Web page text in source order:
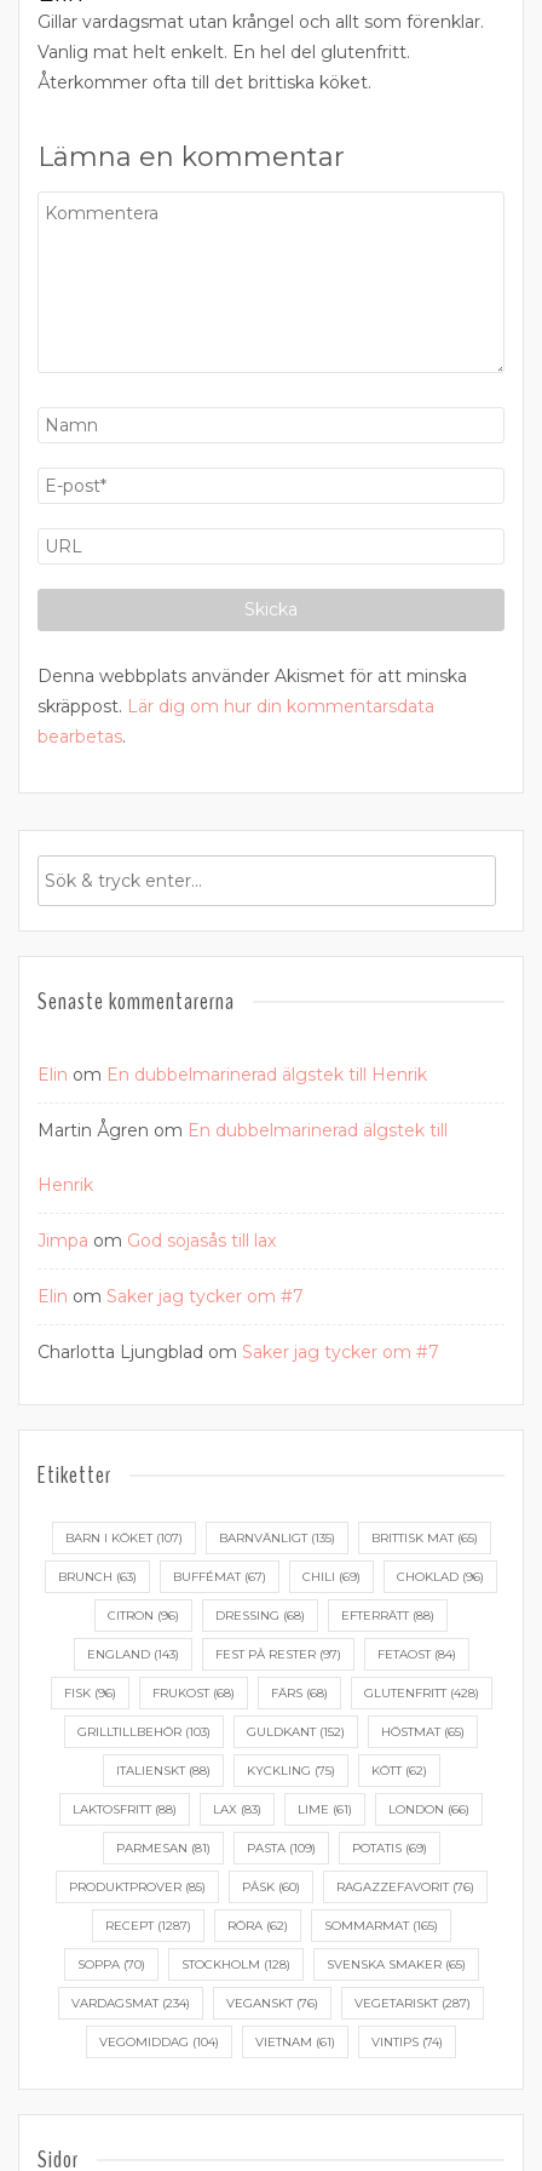
Gillar vardagsmat utan krångel och allt som förenklar.
Vanlig mat helt enkelt. En hel del glutenfritt.
Återkommer ofta till det brittiska köket.
Lämna en kommentar
Denna webbplats använder Akismet för att minska
skräppost. Lär dig om hur din kommentarsdata
bearbetas.
Senaste kommentarerna
Elin om En dubbelmarinerad älgstek till Henrik
Martin Ågren om En dubbelmarinerad älgstek till
Henrik
Jimpa om God sojasås till lax
Elin om Saker jag tycker om #7
Charlotta Ljungblad om Saker jag tycker om #7
Etiketter
BARN I KÖKET(107) BARNVÄNLIGT(135) BRITTISK MAT(65)
BRUNCH (63) BUFFÉMAT(67) CHILI (69) CHOKLAD (96)
CITRON (96) DRESSING (68) EFTERRÄTT(88)
ENGLAND(143) FEST PÅ RESTER(97) FETAOST(84)
FISK(96) FRUKOST(68) FÄRS(68) GLUTENFRITT(428)
GRILLTILLBEHÖR (103) GULDKANT(152) HÖSTMAT(65)
ITALIENSKT(88) KYCKLING (75) KÖTT(62)
LAKTOSFRITT(88) LAX (83) LIME (61) LONDON (66)
PARMESAN (81) PASTA(109) POTATIS(69)
PRODUKTPROVER(85) PÅSK(60) RAGAZZEFAVORIT(76)
RECEPT(1287) RÖRA(62) SOMMARMAT(165)
SOPPA(70) STOCKHOLM (128) SVENSKA SMAKER(65)
VARDAGSMAT(234) VEGANSKT(76) VEGETARISKT(287)
VEGOMIDDAG (104) VIETNAM (61) VINTIPS (74)
Sidor